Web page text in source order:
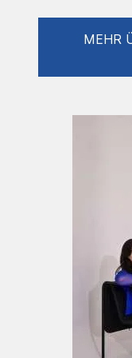
ausdrücken
Inspiration.
wendet sie
Zeichnen an,
präzise
die
die
sind oder es
Intensität,
jeder von
prägen uns
können wir
befinden sich
MEHR